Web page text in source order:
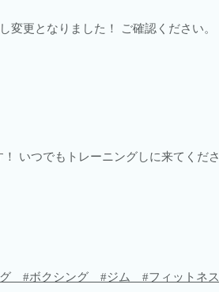
変更となりました！ ご確認ください。
いつでもトレーニングしに来てくださ
グ #ボクシング #ジム #フィットネス